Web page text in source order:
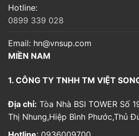
Hotline:
0899 339 028
Email: hn@vnsup.com
MIỀN NAM
1. CÔNG TY TNHH TM VIỆT
Địa chỉ: Tòa Nhà BSI TOWER Số
Thị Nhung,Hiệp Bình Phước,Thủ